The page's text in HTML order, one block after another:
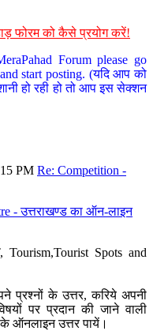
फोरम को कैसे प्रयोग करें!
Forum please go
start posting. (यदि आप को
हो रही हो तो आप इस सेक्शन
PM Re: Competition -
- उत्तराखण्ड का ऑन-लाइन
Spots and
प्रश्नों के उत्तर, करिये अपनी
पर प्रदान की जाने वाली
ऑनलाइन उत्तर पायें।